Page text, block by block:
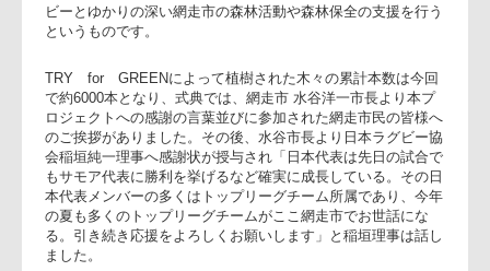
ットボール協会とジャパンラグビー トップリーグ参加チーム
が協力し行っているプロジェクトで、トップリーグ公式戦１
立て、多くのチームがシーズン前の夏の合宿地として訪れラ
ビーとゆかりの深い網走市の森林活動や森林保全の支援を行
というものです。
TRY for GREENによって植樹された木々の累計本数は今回
で約6000本となり、式典では、網走市 水谷洋一市長より本プ
ロジェクトへの感謝の言葉並びに参加された網走市民の皆様
のご挨拶がありました。その後、水谷市長より日本ラグビー
会稲垣純一理事へ感謝状が授与され「日本代表は先日の試合